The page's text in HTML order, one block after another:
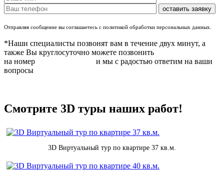
Отправляя сообщение вы соглашаетесь с политикой обработки персональных данных.
*Наши специалисты позвонят вам в течение двух минут, а
также Вы круглосуточно можете позвонить
на номер
и мы с радостью ответим на ваши
вопросы
Смотрите 3D туры наших работ!
3D Виртуальный тур по квартире 37 кв.м.